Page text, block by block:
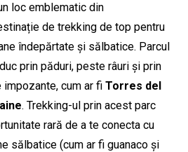
loc emblematic din
de trekking de top pentru
îndepărtate și sălbatice. Parcul
prin păduri, peste râuri și prin
impozante, cum ar fi Torres del
. Trekking-ul prin acest parc
rară de a te conecta cu
sălbatice (cum ar fi guanaco și